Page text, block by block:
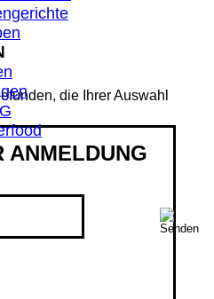
die Ihrer Auswahl
ANMELDUNG